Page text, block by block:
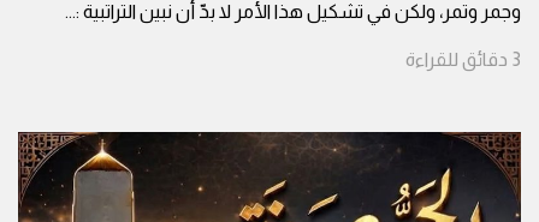
وجمر وتمر، ولكن في تشكيل هذا الأمر لا بدّ أن نبين التراتبية :...
3 دقائق للقراءة